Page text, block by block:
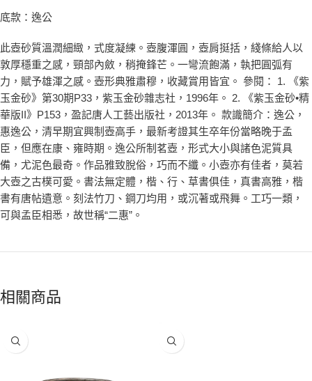
底款：逸公
此壺砂質溫潤細緻，式度凝練。壺腹渾圓，壺肩挺括，綫條給人以
敦厚穩重之感，頸部內斂，稍掩鋒芒。一彎流飽滿，執把圓弧有
力，賦予雄渾之感。壺形典雅肅穆，收藏賞用皆宜。 參閱： 1. 《紫
玉金砂》第30期P33，紫玉金砂雜志社，1996年。 2. 《紫玉金砂•精
華版II》P153，盈記唐人工藝出版社，2013年。 款識簡介：逸公，
惠逸公，清早期宜興制壺高手，最新考證其生卒年份當略晚于孟
臣，但應在康、雍時期。逸公所制茗壺，形式大小與諸色泥質具
備，尤泥色最奇。作品雅致脫俗，巧而不纖。小壺亦有佳者，莫若
大壺之古樸可愛。書法無定體，楷、行、草書俱佳，真書高雅，楷
書有唐帖遺意。刻法竹刀、鋼刀均用，或沉著或飛舞。工巧一類，
可與孟臣相悉，故世稱“二惠”。
相關商品